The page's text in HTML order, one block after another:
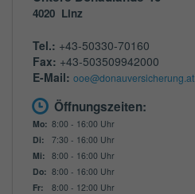
4020 Linz
Tel.: +43-50330-70160
Fax: +43-503509942000
E-Mail: ooe@donauversicherung.at
Öffnungszeiten:
Mo: 8:00 - 16:00 Uhr
Di:
7:30 - 16:00 Uhr
Mi: 8:00 - 16:00 Uhr
Do: 8:00 - 16:00 Uhr
Fr:
8:00 - 12:00 Uhr